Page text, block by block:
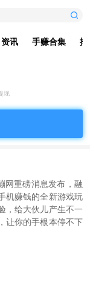
资讯 手赚合集 排
现
网重磅消息发布，融
机赚钱的全新游戏玩
，给大伙儿产生不一
让你的手根本停不下